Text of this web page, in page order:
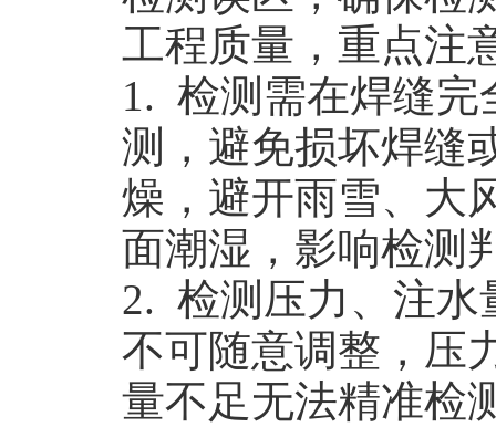
工程质量，重点注
1. 检测需在焊缝完
测，避免损坏焊缝
燥，避开雨雪、大
面潮湿，影响检测
2. 检测压力、注水
不可随意调整，压
量不足无法精准检